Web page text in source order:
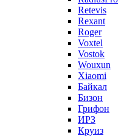
Retevis
Rexant
Roger
Voxtel
Vostok
Wouxun
Xiaomi
Байкал
Бизон
Грифон
ИРЗ
Круиз